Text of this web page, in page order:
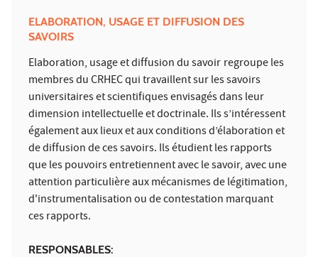
ELABORATION, USAGE ET DIFFUSION DES
SAVOIRS
Elaboration, usage et diffusion du savoir regroupe les
membres du CRHEC qui travaillent sur les savoirs
universitaires et scientifiques envisagés dans leur
dimension intellectuelle et doctrinale. Ils s’intéressent
également aux lieux et aux conditions d’élaboration et
de diffusion de ces savoirs. Ils étudient les rapports
que les pouvoirs entretiennent avec le savoir, avec une
attention particulière aux mécanismes de légitimation,
d'instrumentalisation ou de contestation marquant
ces rapports.
RESPONSABLES: